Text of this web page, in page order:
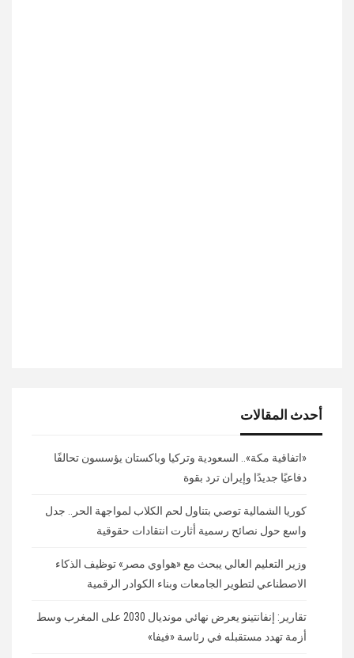
أحدث المقالات
«اتفاقية مكة».. السعودية وتركيا وباكستان يؤسسون تحالفًا
دفاعيًا جديدًا وإيران ترد بقوة
كوريا الشمالية توصي بتناول لحم الكلاب لمواجهة الحر.. جدل
واسع حول نصائح رسمية أثارت انتقادات حقوقية
وزير التعليم العالي يبحث مع «هواوي مصر» توظيف الذكاء
الاصطناعي لتطوير الجامعات وبناء الكوادر الرقمية
تقارير: إنفانتينو يعرض نهائي مونديال 2030 على المغرب وسط
أزمة تهدد مستقبله في رئاسة «فيفا»